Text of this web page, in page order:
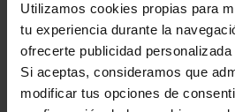
Utilizamos cookies propias para
tu experiencia durante la
ofrecerte publicidad
Si aceptas, consideramos que
modificar tus opciones de